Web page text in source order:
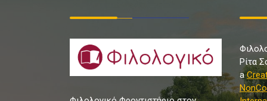
Ρίτα
a